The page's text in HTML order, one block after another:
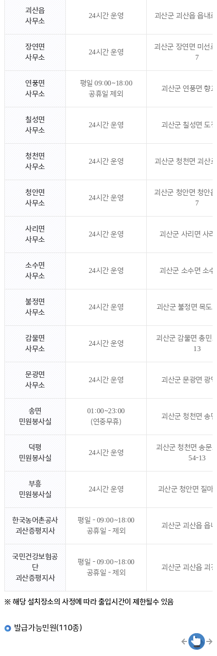
괴산읍
사무소
24시간 운영 괴산군 괴산읍 읍내
장연면
사무소
24시간 운영
괴산군 장연면 미선
7
연풍면
사무소
평일 09:00~18:00
공휴일 제외
괴산군 연풍면 향
칠성면
사무소
24시간 운영 괴산군 칠성면 도
청천면
사무소
24시간 운영 괴산군 청천면 괴산
청안면
사무소
24시간 운영
괴산군 청안면 청안
7
사리면
사무소
24시간 운영 괴산군 사리면 사
소수면
사무소
24시간 운영 괴산군 소수면 소
불정면
사무소
24시간 운영 괴산군 불정면 목도
감물면
사무소
24시간 운영
괴산군 감물면 충민
13
문광면
사무소
24시간 운영 괴산군 문광면 광
송면
민원봉사실
01:00~23:00
(연중무휴)
괴산군 청천면 송
덕평
민원봉사실
24시간 운영
괴산군 청천면 송문
54-13
부흥
민원봉사실
24시간 운영 괴산군 청안면 질마
한국농어촌공사
괴산증평지사
평일 - 09:00~18:00
공휴일 - 제외
괴산군 괴산읍 읍
국민건강보험공
단
괴산증평지사
평일 - 09:00~18:00
공휴일 - 제외
괴산군 괴산읍 괴
※ 해당 설치장소의 사정에 따라 출입시간이 제한될수 있음
발급가능민원(110종)